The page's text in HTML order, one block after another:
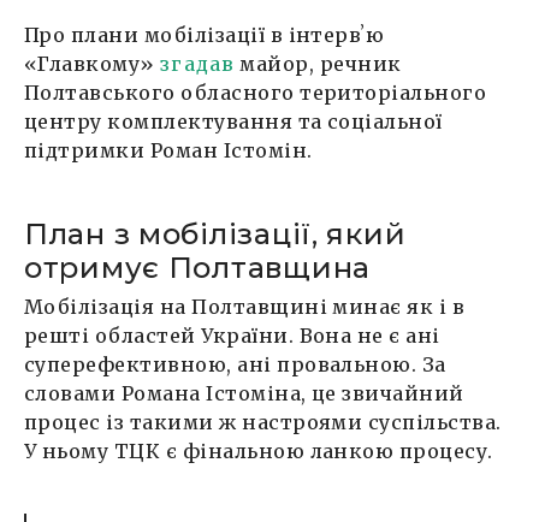
Про плани мобілізації в інтервʼю
«Главкому»згадав майор, речник
Полтавського обласного територіального
центру комплектування та соціальної
підтримки Роман Істомін.
План з мобілізації, який
отримує Полтавщина
Мобілізація на Полтавщині минає як і в
решті областей України. Вона не є ані
суперефективною, ані провальною. За
словами Романа Істоміна, це звичайний
процес із такими ж настроями суспільства.
У ньому ТЦК є фінальною ланкою процесу.